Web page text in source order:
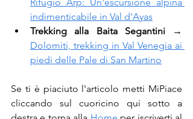
indimenticabile in Val d'Ayas
Trekking alla Baita Segantini
→
Dolomiti, trekking in Val Venegia ai
piedi delle Pale di San Martino
Se ti è piaciuto l'articolo metti MiPiace
cliccando sul cuoricino qui sotto a